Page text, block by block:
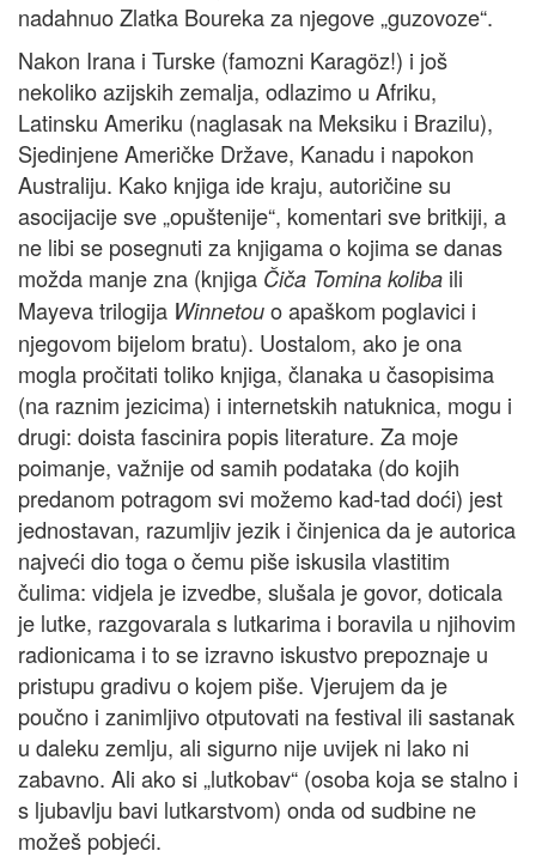
nadahnuo Zlatka Boureka za njegove „guzovoze“.
Nakon Irana i Turske (famozni Karagöz!) i još
nekoliko azijskih zemalja, odlazimo u Afriku,
Latinsku Ameriku (naglasak na Meksiku i Brazilu),
Sjedinjene Američke Države, Kanadu i napokon
Australiju. Kako knjiga ide kraju, autoričine su
asocijacije sve „opuštenije“, komentari sve britkiji, a
ne libi se posegnuti za knjigama o kojima se danas
možda manje zna (knjiga Čiča Tomina koliba ili
Mayeva trilogija Winnetou o apaškom poglavici i
njegovom bijelom bratu). Uostalom, ako je ona
mogla pročitati toliko knjiga, članaka u časopisima
(na raznim jezicima) i internetskih natuknica, mogu i
drugi: doista fascinira popis literature. Za moje
poimanje, važnije od samih podataka (do kojih
predanom potragom svi možemo kad-tad doći) jest
jednostavan, razumljiv jezik i činjenica da je autorica
najveći dio toga o čemu piše iskusila vlastitim
čulima: vidjela je izvedbe, slušala je govor, doticala
je lutke, razgovarala s lutkarima i boravila u njihovim
radionicama i to se izravno iskustvo prepoznaje u
pristupu gradivu o kojem piše. Vjerujem da je
poučno i zanimljivo otputovati na festival ili sastanak
u daleku zemlju, ali sigurno nije uvijek ni lako ni
zabavno. Ali ako si „lutkobav“ (osoba koja se stalno i
s ljubavlju bavi lutkarstvom) onda od sudbine ne
možeš pobjeći.